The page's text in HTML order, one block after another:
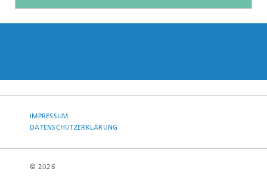
IMPRESSUM
DATENSCHUTZERKLÄRUNG
© 2026